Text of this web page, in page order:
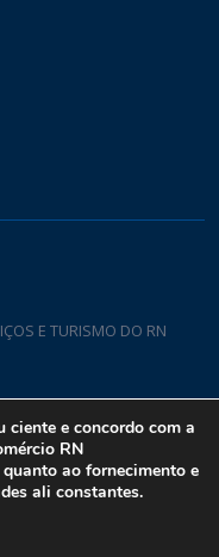
E TURISMO DO RN
CEP 59075-760
ciente e concordo com a
RN
ao fornecimento e
ali constantes.